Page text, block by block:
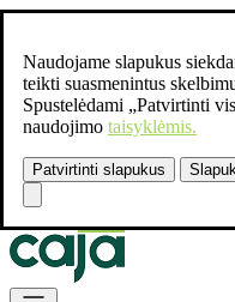
Naudojame slapukus
teikti suasmenintus
Spustelėdami „Patvirtinti
naudojimo taisyklėmis.
Patvirtinti slapukus
Susisiekite:
Skip to Content